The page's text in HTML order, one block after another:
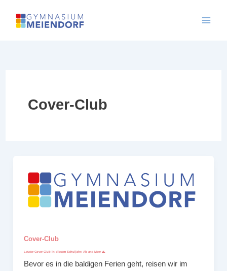
content
Cover-Club
Cover-Club
Letzter Cover Club in diesem Schuljahr: Ab ans Meer 🌊
Bevor es in die baldigen Ferien geht, reisen wir im